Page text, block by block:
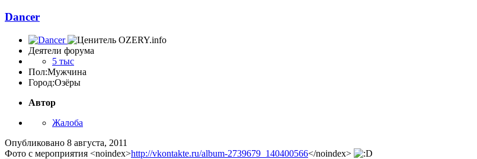
Dancer
Деятели форума
5 тыс
Пол:Мужчина
Город:Озёры
Автор
Жалоба
Опубликовано 8 августа, 2011
Фото с мероприятия <noindex>http://vkontakte.ru/album-2739679_140400566</noindex>